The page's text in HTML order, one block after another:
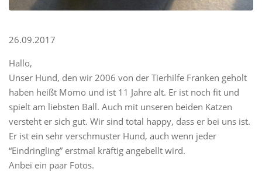
26.09.2017
Hallo,
Unser Hund, den wir 2006 von der Tierhilfe Franken geholt
haben heißt Momo und ist 11 Jahre alt. Er ist noch fit und
spielt am liebsten Ball. Auch mit unseren beiden Katzen
versteht er sich gut. Wir sind total happy, dass er bei uns ist.
Er ist ein sehr verschmuster Hund, auch wenn jeder
“Eindringling” erstmal kräftig angebellt wird.
Anbei ein paar Fotos.